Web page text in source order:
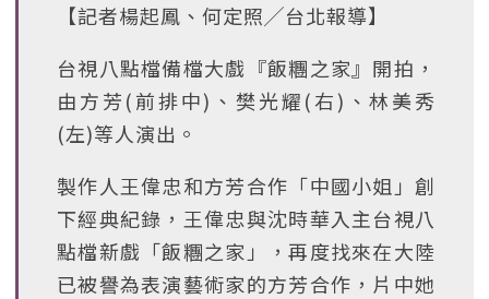
【記者楊起鳳、何定照╱台北報導】
台視八點檔備檔大戲『飯糰之家』開拍，
由方芳(前排中)、樊光耀(右)、林美秀
(左)等人演出。
製作人王偉忠和方芳合作「中國小姐」創
下經典紀錄，王偉忠與沈時華入主台視八
點檔新戲「飯糰之家」，再度找來在大陸
已被譽為表演藝術家的方芳合作，片中她